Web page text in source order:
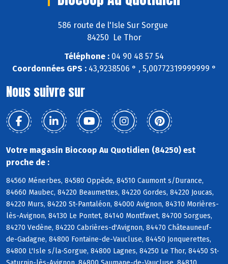
586 route de l'Isle Sur Sorgue
84250 Le Thor
Téléphone : 04 90 48 57 54
Coordonnées GPS :43,9238506 ° , 5,00772319999999 °
Nous suivre sur
Votre magasin Biocoop Au Quotidien (84250) est
proche de :
84560 Ménerbes, 84580 Oppède, 84510 Caumont s/Durance,
84660 Maubec, 84220 Beaumettes, 84220 Gordes, 84220 Joucas,
84220 Murs, 84220 St-Pantaléon, 84000 Avignon, 84310 Morières-
lès-Avignon, 84130 Le Pontet, 84140 Montfavet, 84700 Sorgues,
84270 Vedène, 84220 Cabrières-d'Avignon, 84470 Châteauneuf-
de-Gadagne, 84800 Fontaine-de-Vaucluse, 84450 Jonquerettes,
84800 L'Isle s/la-Sorgue, 84800 Lagnes, 84250 Le Thor, 84450 St-